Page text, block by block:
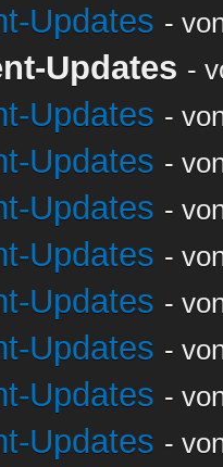
Updates -
Updates -
Updates -
Updates -
Updates -
Updates -
Updates -
Updates -
Updates -
Updates -